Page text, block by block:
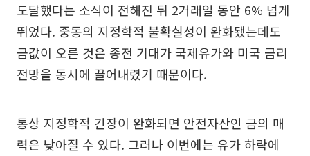
도달했다는 소식이 전해진 뒤 2거래일 동안 6% 넘게
뛰었다. 중동의 지정학적 불확실성이 완화됐는데도
금값이 오른 것은 종전 기대가 국제유가와 미국 금리
전망을 동시에 끌어내렸기 때문이다.
통상 지정학적 긴장이 완화되면 안전자산인 금의 매
력은 낮아질 수 있다. 그러나 이번에는 유가 하락에